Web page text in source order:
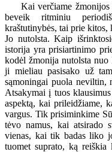
Kai verčiame žmonijos
beveik ritminiu
kraštutinybės, tai prie
Jo nutolsta. Kaip
istorija yra prisiartinimo
kodėl žmonija nutolsta
ji mieliau pasisako už
sąmoningai puola neviltin,
Atsakymai į tuos
aspektą, kai prileidžiame,
vargus. Tik prisiminkime
tėvo namus, kai atsirado
vienas, kai tik badas liko
tuomet suprato, ką